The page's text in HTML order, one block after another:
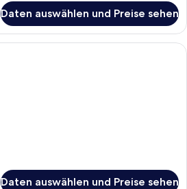
Daten auswählen und Preise sehen
Ein Schlafzimmer mit zwei Betten,
Daten auswählen und Preise sehen